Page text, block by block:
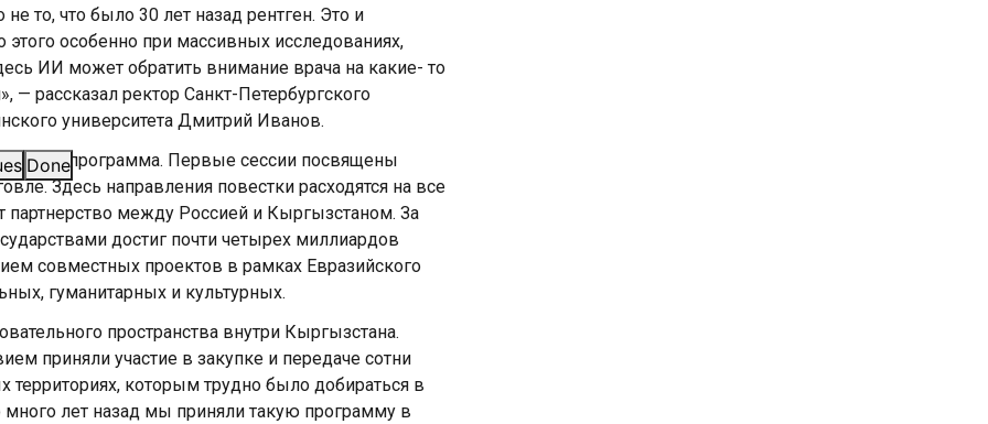
Done
то, что было 30 лет назад рентген. Это и
особенно при массивных исследованиях,
ИИ может обратить внимание врача на какие- то
рассказал ректор Санкт-Петербургского
университета Дмитрий Иванов.
программа. Первые сессии посвящены
Здесь направления повестки расходятся на все
между Россией и Кыргызстаном. За
достиг почти четырех миллиардов
совместных проектов в рамках Евразийского
гуманитарных и культурных.
пространства внутри Кыргызстана.
приняли участие в закупке и передаче сотни
которым трудно было добираться в
лет назад мы приняли такую программу в